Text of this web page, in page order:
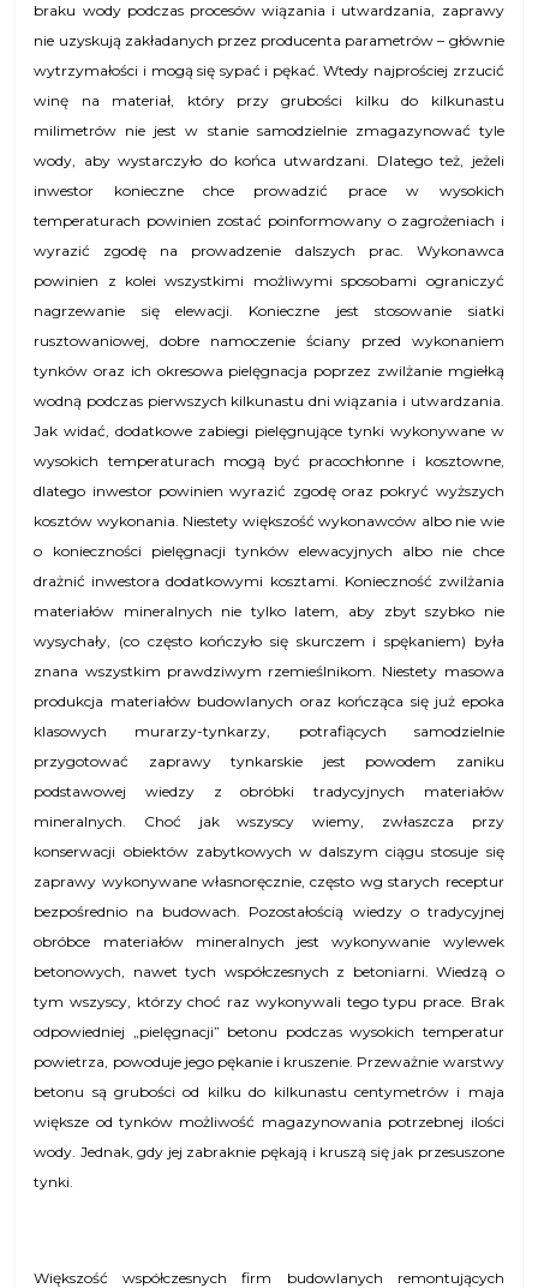
braku wody podczas procesów wiązania i utwardzania, zaprawy
nie uzyskują zakładanych przez producenta parametrów – głównie
wytrzymałości i mogą się sypać i pękać. Wtedy najprościej zrzucić
winę na materiał, który przy grubości kilku do kilkunastu
milimetrów nie jest w stanie samodzielnie zmagazynować tyle
wody, aby wystarczyło do końca utwardzani. Dlatego też, jeżeli
inwestor konieczne chce prowadzić prace w wysokich
temperaturach powinien zostać poinformowany o zagrożeniach i
wyrazić zgodę na prowadzenie dalszych prac. Wykonawca
powinien z kolei wszystkimi możliwymi sposobami ograniczyć
nagrzewanie się elewacji. Konieczne jest stosowanie siatki
rusztowaniowej, dobre namoczenie ściany przed wykonaniem
tynków oraz ich okresowa pielęgnacja poprzez zwilżanie mgiełką
wodną podczas pierwszych kilkunastu dni wiązania i utwardzania.
Jak widać, dodatkowe zabiegi pielęgnujące tynki wykonywane w
wysokich temperaturach mogą być pracochłonne i kosztowne,
dlatego inwestor powinien wyrazić zgodę oraz pokryć wyższych
kosztów wykonania. Niestety większość wykonawców albo nie wie
o konieczności pielęgnacji tynków elewacyjnych albo nie chce
drażnić inwestora dodatkowymi kosztami. Konieczność zwilżania
materiałów mineralnych nie tylko latem, aby zbyt szybko nie
wysychały, (co często kończyło się skurczem i spękaniem) była
znana wszystkim prawdziwym rzemieślnikom. Niestety masowa
produkcja materiałów budowlanych oraz kończąca się już epoka
klasowych murarzy-tynkarzy, potrafiących samodzielnie
przygotować zaprawy tynkarskie jest powodem zaniku
podstawowej wiedzy z obróbki tradycyjnych materiałów
mineralnych. Choć jak wszyscy wiemy, zwłaszcza przy
konserwacji obiektów zabytkowych w dalszym ciągu stosuje się
zaprawy wykonywane własnoręcznie, często wg starych receptur
bezpośrednio na budowach. Pozostałością wiedzy o tradycyjnej
obróbce materiałów mineralnych jest wykonywanie wylewek
betonowych, nawet tych współczesnych z betoniarni. Wiedzą o
tym wszyscy, którzy choć raz wykonywali tego typu prace. Brak
odpowiedniej „pielęgnacji” betonu podczas wysokich temperatur
powietrza, powoduje jego pękanie i kruszenie. Przeważnie warstwy
betonu są grubości od kilku do kilkunastu centymetrów i maja
większe od tynków możliwość magazynowania potrzebnej ilości
wody. Jednak, gdy jej zabraknie pękają i kruszą się jak przesuszone
tynki.
Większość współczesnych firm budowlanych remontujących